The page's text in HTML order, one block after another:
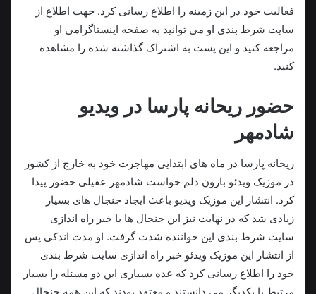
فعالیت خود در این زمینه را اطلاع رسانی کرد. جهت اطلاع از
سایت شرط بندی او می توانید به صفحه اینستاگرامی او
مراجعه کنید و این پست به اشتراک گذاشته شده را مشاهده
کنید.
حضور ریحانه پارسا در ویدیو
شادمهر
ریحانه پارسا در ماه های ابتدایی مهاجرت خود به خارج از کشور
در موزیک ویدئو بارون دلم خواست شادمهر عقیلی حضور پيدا
کرد. انتشار این موزیک ویدیو باعث ایجاد جنجال های بسیار
زیادی شد که در نهایت نیز این جنجال ها با خبر راه اندازی
سایت شرط بندی این خواننده شدت گرفت. او مدت اندکی پس
از انتشار این موزیک ویدئو خبر راه اندازی سایت شرط بندی
خود را اطلاع رسانی کرد که عده بسیاری این دو مسئله را بسیار